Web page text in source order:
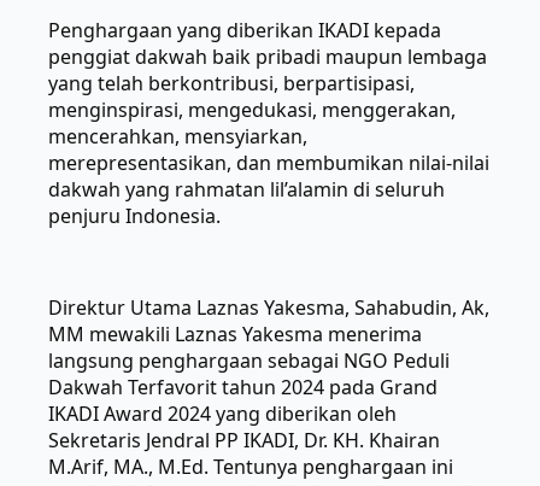
Penghargaan yang diberikan IKADI kepada
penggiat dakwah baik pribadi maupun lembaga
yang telah berkontribusi, berpartisipasi,
menginspirasi, mengedukasi, menggerakan,
mencerahkan, mensyiarkan,
merepresentasikan, dan membumikan nilai-nilai
dakwah yang rahmatan lil’alamin di seluruh
penjuru Indonesia.
Direktur Utama Laznas Yakesma, Sahabudin, Ak,
MM mewakili Laznas Yakesma menerima
langsung penghargaan sebagai NGO Peduli
Dakwah Terfavorit tahun 2024 pada Grand
IKADI Award 2024 yang diberikan oleh
Sekretaris Jendral PP IKADI, Dr. KH. Khairan
M.Arif, MA., M.Ed. Tentunya penghargaan ini